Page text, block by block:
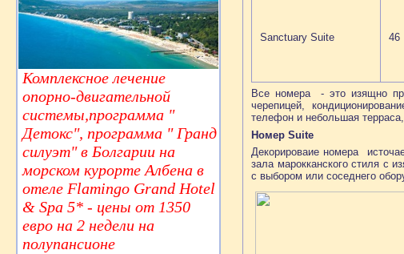
Комплексное лечение
опорно-двигательной
системы,программа "
Детокс", программа " Гранд
силуэт" в Болгарии на
морском курорте Албена в
отеле Flamingo Grand Hotel
& Spa 5* - цены от 1350
евро на 2 недели на
полупансионе
Sanctuary Suite 46
Все номера - это изящно
черепицей,
телефон и небольшая
Номер Suite
Декорироваие номера
зала марокканского стиля с
с выбором или соседнего